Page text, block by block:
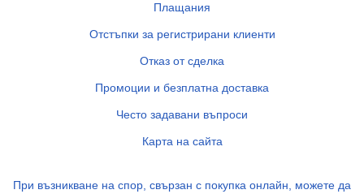
Плащания
Отстъпки за регистрирани клиенти
Отказ от сделка
Промоции и безплатна доставка
Често задавани въпроси
Карта на сайта
При възникване на спор, свързан с покупка онлайн, можете да